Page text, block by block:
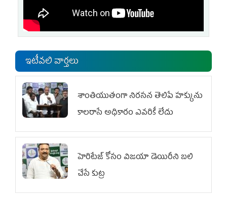
ఇటీవలి వార్తలు
శాంతియుతంగా నిరసన తెలిపే హక్కును
కాలరాసే అధికారం ఎవరికీ లేదు
హెరిటేజ్ కోసం విజయా డెయిరీని బలి
చేసే కుట్ర‌